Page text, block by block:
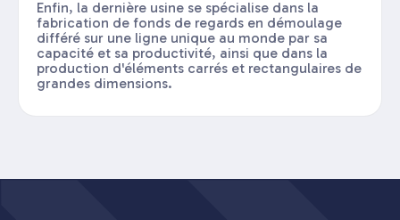
Enfin, la dernière usine se spécialise dans la
fabrication de fonds de regards en démoulage
différé sur une ligne unique au monde par sa
capacité et sa productivité, ainsi que dans la
production d'éléments carrés et rectangulaires de
grandes dimensions.